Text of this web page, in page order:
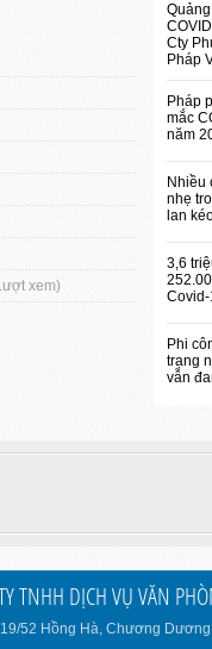
xem)
Cty
Pháp
Pháp
mắc
năm
Nhiều
nhẹ
lan
3,6
Phi
trạng
vẫn
TNHH DỊCH VỤ VĂN
52 Hồng Hà, Chương